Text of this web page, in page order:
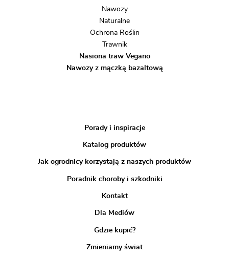
Nawozy
Naturalne
Ochrona Roślin
Trawnik
Nasiona traw Vegano
Nawozy z mączką bazaltową
Porady i inspiracje
Katalog produktów
Jak ogrodnicy korzystają z naszych produktów
Poradnik choroby i szkodniki
Kontakt
Dla Mediów
Gdzie kupić?
Zmieniamy świat